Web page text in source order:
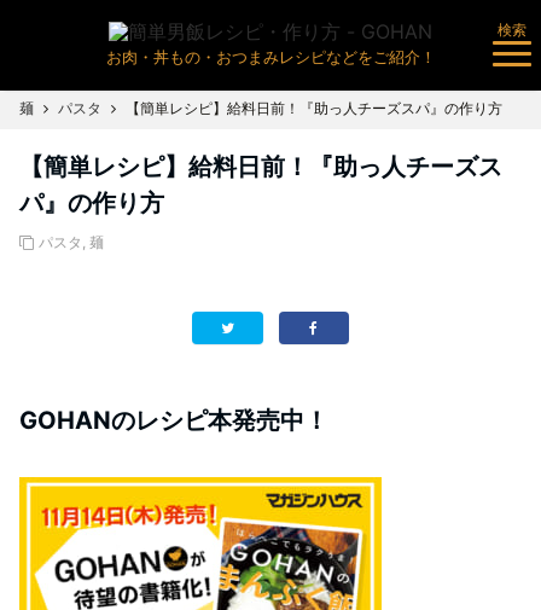
お肉・丼もの・おつまみレシピなどをご紹介！
検索
麺 パスタ 【簡単レシピ】給料日前！『助っ人チーズスパ』の作り方
【簡単レシピ】給料日前！『助っ人チーズス
パ』の作り方
パスタ , 麺
GOHANのレシピ本発売中！